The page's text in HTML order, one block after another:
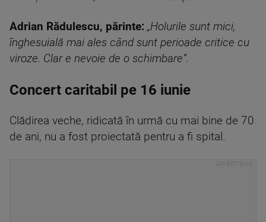
Adrian Rădulescu, părinte: „Holurile sunt mici,
înghesuială mai ales când sunt perioade critice cu
viroze. Clar e nevoie de o schimbare”.
Concert caritabil pe 16 iunie
Clădirea veche, ridicată în urmă cu mai bine de 70
de ani, nu a fost proiectată pentru a fi spital.